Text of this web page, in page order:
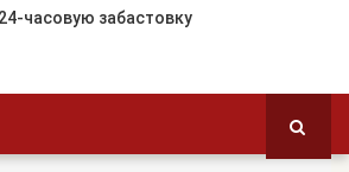
24-часовую забастовку